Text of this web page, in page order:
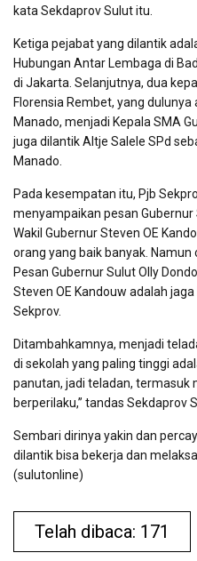
kata Sekdaprov Sulut itu.
Ketiga pejabat yang dilantik
Hubungan Antar Lembaga di
di Jakarta. Selanjutnya, dua
Florensia Rembet, yang dulunya
Manado, menjadi Kepala SMA
juga dilantik Altje Salele SPd
Manado.
Pada kesempatan itu, Pjb
menyampaikan pesan Gubernur
Wakil Gubernur Steven OE
orang yang baik banyak. Namun
Pesan Gubernur Sulut Olly
Steven OE Kandouw adalah
Sekprov.
Ditambahkamnya, menjadi
di sekolah yang paling tinggi
panutan, jadi teladan, termasuk
berperilaku,” tandas Sekdaprov
Sembari dirinya yakin dan
dilantik bisa bekerja dan
(sulutonline)
Telah dibaca: 171